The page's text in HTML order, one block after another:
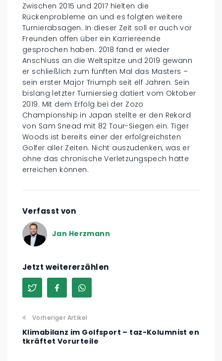
Zwischen 2015 und 2017 hielten die
Rückenprobleme an und es folgten weitere
Turnierabsagen. In dieser Zeit soll er auch vor
Freunden offen über ein Karriereende
gesprochen haben. 2018 fand er wieder
Anschluss an die Weltspitze und 2019 gewann
er schließlich zum fünften Mal das Masters –
sein erster Major Triumph seit elf Jahren. Sein
bislang letzter Turniersieg datiert vom Oktober
2019. Mit dem Erfolg bei der Zozo
Championship in Japan stellte er den Rekord
von Sam Snead mit 82 Tour-Siegen ein. Tiger
Woods ist bereits einer der erfolgreichsten
Golfer aller Zeiten. Nicht auszudenken, was er
ohne das chronische Verletzungspech hätte
erreichen können.
Verfasst von
Jan Herzmann
Jetzt weitererzählen
Vorheriger Artikel
Klimabilanz im Golfsport – taz-Kolumnist en
tkräftet Vorurteile